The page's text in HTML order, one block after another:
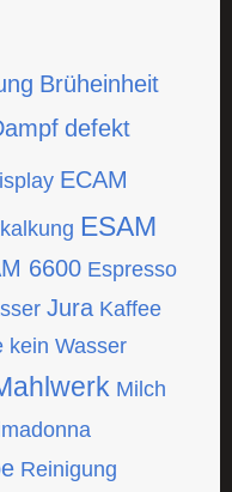
Brüheinheit
defekt
ECAM
ESAM
6600 Espresso
Jura Kaffee
kein Wasser
Milch
Reinigung